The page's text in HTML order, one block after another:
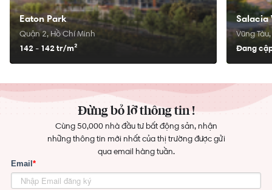
Eaton Park
Quận 2, Hồ Chí Minh
142 - 142 tr/m²
Salacia
Vũng
Đang
Đừng bỏ lỡ thông tin !
Cùng 50,000 nhà đầu tư bất động sản, nhận
những thông tin mới nhất của thị trường được gửi
qua email hàng tuần.